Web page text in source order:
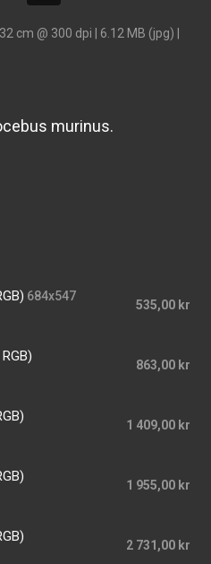
cm @ 300 dpi | 6.12 MB (jpg) |
murinus.
684x547
535,00 kr
863,00 kr
1 409,00 kr
1 955,00 kr
2 731,00 kr